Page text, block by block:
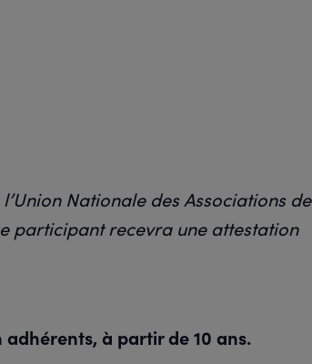
Nationale des Associations de
participant recevra une attestation
à partir de 10 ans.